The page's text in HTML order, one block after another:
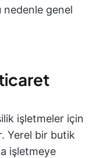
nedenle genel
işletmeler için
Yerel bir butik
işletmeye